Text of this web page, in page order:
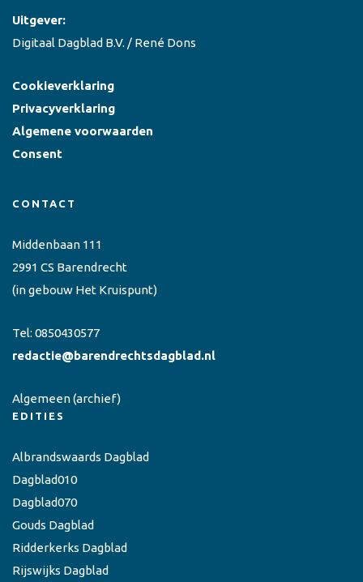
Uitgever:
Digitaal Dagblad B.V. / René Dons
Cookieverklaring
Privacyverklaring
Algemene voorwaarden
Consent
CONTACT
Middenbaan 111
2991 CS Barendrecht
(in gebouw Het Kruispunt)
Tel: 0850430577
redactie@barendrechtsdagblad.nl
Algemeen(archief)
EDITIES
Albrandswaards Dagblad
Dagblad010
Dagblad070
Gouds Dagblad
Ridderkerks Dagblad
Rijswijks Dagblad